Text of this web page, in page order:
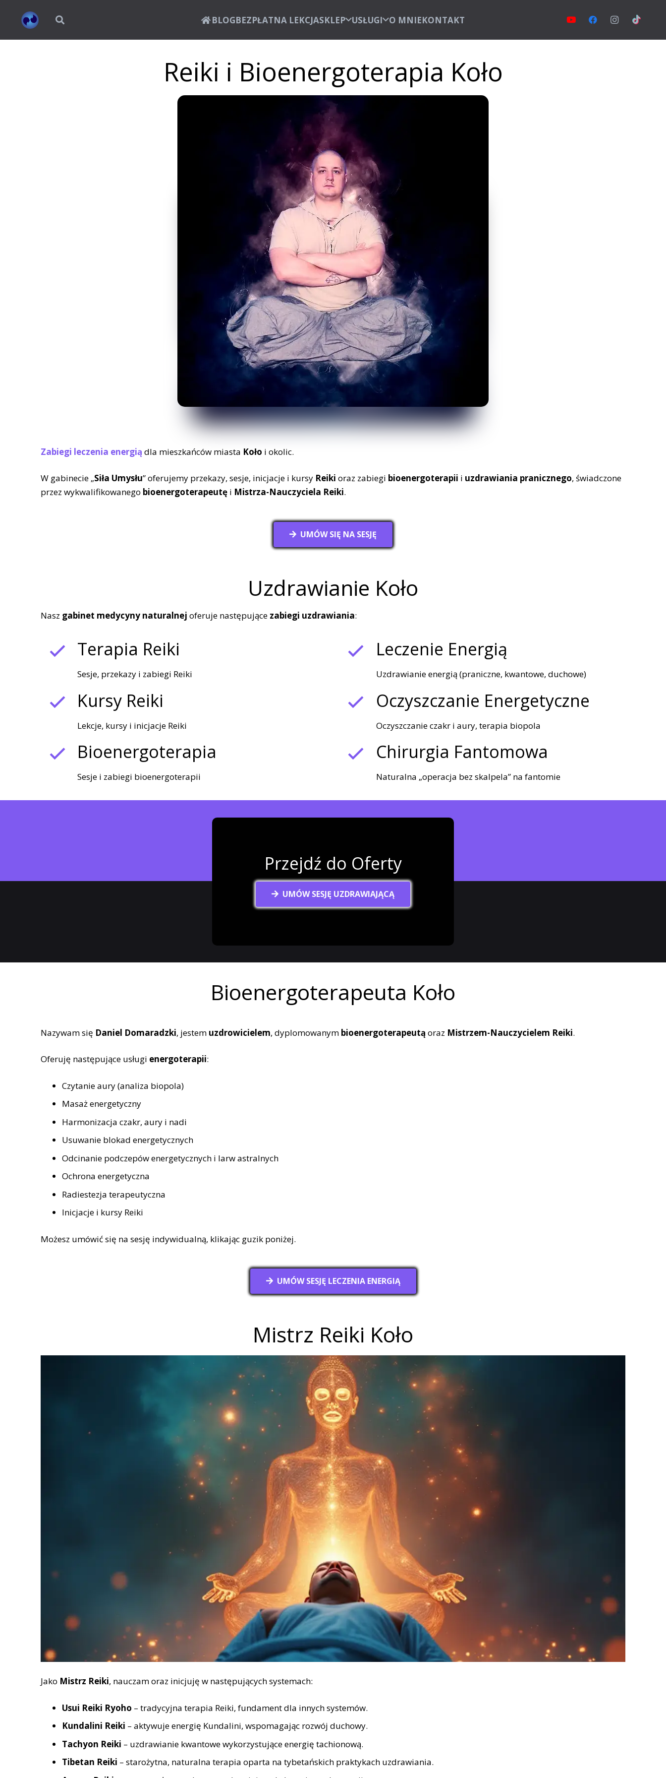
BLOGBEZPŁATNA LEKCJASKLEP USŁUGI O MNIEKONTAKT
Reiki i Bioenergoterapia Koło
Zabiegi leczenia energią dla mieszkańców miasta Koło i okolic.
W gabinecie „Siła Umysłu” oferujemy przekazy, sesje, inicjacje i kursy Reiki oraz zabiegi bioenergoterapii i uzdrawiania pranicznego, świadczone
przez wykwalifikowanego bioenergoterapeutę i Mistrza-Nauczyciela Reiki.
UMÓW SIĘ NA SESJĘ
Uzdrawianie Koło
Nasz gabinet medycyny naturalnej oferuje następujące zabiegi uzdrawiania:
Terapia Reiki
Sesje, przekazy i zabiegi Reiki
Kursy Reiki
Lekcje, kursy i inicjacje Reiki
Bioenergoterapia
Sesje i zabiegi bioenergoterapii
Leczenie Energią
Uzdrawianie energią (praniczne, kwantowe, duchowe)
Oczyszczanie Energetyczne
Oczyszczanie czakr i aury, terapia biopola
Chirurgia Fantomowa
Naturalna „operacja bez skalpela” na fantomie
Przejdź do Oferty
UMÓW SESJĘ UZDRAWIAJĄCĄ
Bioenergoterapeuta Koło
Nazywam się Daniel Domaradzki, jestem uzdrowicielem, dyplomowanym bioenergoterapeutą oraz Mistrzem-Nauczycielem Reiki.
Oferuję następujące usługi energoterapii:
Czytanie aury (analiza biopola)
Masaż energetyczny
Harmonizacja czakr, aury i nadi
Usuwanie blokad energetycznych
Odcinanie podczepów energetycznych i larw astralnych
Ochrona energetyczna
Radiestezja terapeutyczna
Inicjacje i kursy Reiki
Możesz umówić się na sesję indywidualną, klikając guzik poniżej.
UMÓW SESJĘ LECZENIA ENERGIĄ
Mistrz Reiki Koło
Jako Mistrz Reiki, nauczam oraz inicjuję w następujących systemach:
Usui Reiki Ryoho – tradycyjna terapia Reiki, fundament dla innych systemów.
Kundalini Reiki – aktywuje energię Kundalini, wspomagając rozwój duchowy.
Tachyon Reiki – uzdrawianie kwantowe wykorzystujące energię tachionową.
Tibetan Reiki – starożytna, naturalna terapia oparta na tybetańskich praktykach uzdrawiania.